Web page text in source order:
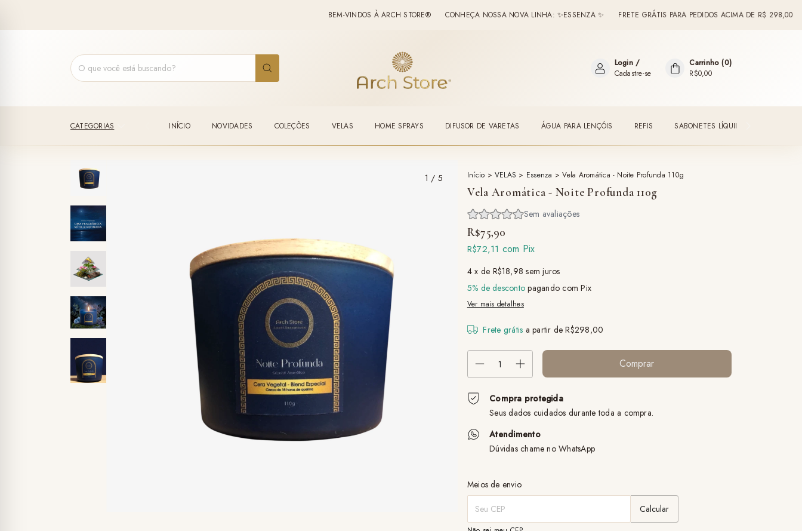
BEM-VINDOS À ARCH STORE® CONHEÇA NOSSA NOVA LINHA: ✨ESSENZA ✨ FRETE GRÁTIS PARA PEDIDOS ACIMA DE R$ 298,00 BEM-
Login/
Cadastre-se
Carrinho (0)
R$0,00
CATEGORIAS INÍCIO NOVIDADES COLEÇÕES VELAS HOME SPRAYS DIFUSOR DE VARETAS ÁGUA PARA LENÇÓIS REFIS SABONETES LÍQUIDOS
1 / 5 Início > VELAS > Essenza > Vela Aromática - Noite Profunda 110g
Vela Aromática - Noite Profunda 110g
R$75,90
R$72,11 com Pix
4 x de R$18,98 sem juros
5% de desconto pagando com Pix
Ver mais detalhes
Frete grátis a partir deR$298,00
Compra protegida
Seus dados cuidados durante toda a compra.
Atendimento
Dúvidas chame no WhatsApp
Entregas para o CEP:
Meios de envio
Calcular